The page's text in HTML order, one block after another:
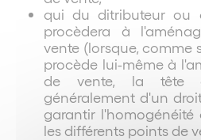
qui du ditributeur ou
procèdera à
vente (lorsque, comme
procède lui-même à
de vente, la tête
généralement d'un
garantir
les différents points de